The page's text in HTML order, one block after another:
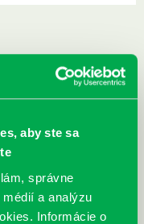
aby ste sa
správne
a analýzu
Informácie o